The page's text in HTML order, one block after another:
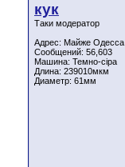
кук
Таки модератор
Адрес: Майже Одесса
Сообщений: 56,603
Машина: Темно-сіра
Длина: 239010мкм
Диаметр: 61мм